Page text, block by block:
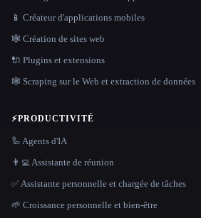
📱 Créateur d'applications mobiles
🕸 Création de sites web
🔌 Plugins et extensions
🕸️ Scraping sur le Web et extraction de données
⚡PRODUCTIVITÉ
🦾 Agents d'IA
👨‍💻 Assistante de réunion
✅ Assistante personnelle et chargée de tâches
🌱 Croissance personnelle et bien-être